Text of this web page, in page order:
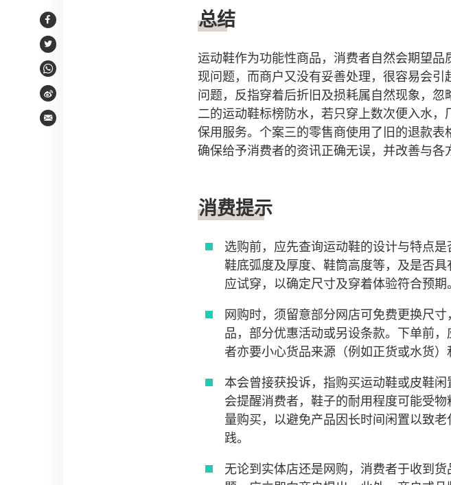
Facebook
Twitter
WhatsApp
Weibo
Email
总结
运动鞋作为功能性商品，消费者自然会期望
现问题，而商户又没有妥善处理，很容易会
问题，反指穿着后折旧及损耗属自然现象，
二的运动鞋标榜防水，若只穿上数次便入水
保用服务。个案三的零售商使用了旧的退款
确保给予消费者的资讯正确无误，并改善与各
消费提示
选购前，应先查询运动鞋的设计与特点
鞋底弧度及厚度、鞋筒高度等，及是否
应试穿，以确定尺寸及穿着体验符合预期。
网购时，须留意部分网店可免费更换尺
品，部分优惠活动或另设条款。下单前
者亦要小心货品来源（例如正货或水货）
本会曾接获投诉，指购买运动鞋或皮鞋
会提醒消费者，鞋子的耐用程度可能受
量购买，以避免产品因长时间闲置以致
践。
无论到实体店还是网购，消费者于收到